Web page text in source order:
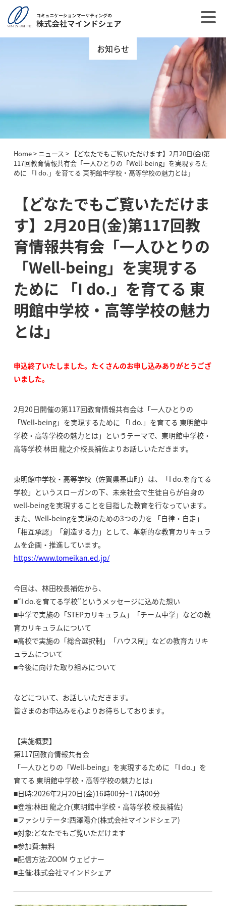
お知らせ
Home> ニュース > 【どなたでもご覧いただけます】2月20日(金)第
117回教育情報共有会「一人ひとりの「Well-being」を実現するた
めに 「I do.」を育てる 東明館中学校・高等学校の魅力とは」
【どなたでもご覧いただけま
す】2月20日(金)第117回教
育情報共有会「一人ひとりの
「Well-being」を実現する
ために 「I do.」を育てる 東
明館中学校・高等学校の魅力
とは」
申込終了いたしました。たくさんのお申し込みありがとうござ
いました。
2月20日開催の第117回教育情報共有会は「一人ひとりの
「Well-being」を実現するために 「I do.」を育てる 東明館中
学校・高等学校の魅力とは」というテーマで、東明館中学校・
高等学校 林田 龍之介校長補佐よりお話しいただきます。
東明館中学校・高等学校（佐賀県基山町）は、「I do.を育てる
学校」というスローガンの下、未来社会で生徒自らが自身の
well-beingを実現することを目指した教育を行なっています。
また、Well-beingを実現のための3つの力を 「自律・自走」
「相互承認」「創造する力」として、革新的な教育カリキュラ
ムを企画・推進しています。
https://www.tomeikan.ed.jp/
今回は、林田校長補佐から、
■“I do.を育てる学校”というメッセージに込めた想い
■中学で実施の「STEPカリキュラム」「チーム中学」などの教
育カリキュラムについて
■高校で実施の「総合選択制」「ハウス制」などの教育カリキ
ュラムについて
■今後に向けた取り組みについて
などについて、お話しいただきます。
皆さまのお申込みを心よりお待ちしております。
【実施概要】
第117回教育情報共有会
「一人ひとりの「Well-being」を実現するために 「I do.」を
育てる 東明館中学校・高等学校の魅力とは」
■日時:2026年2月20日(金)16時00分~17時00分
■登壇:林田 龍之介(東明館中学校・高等学校 校長補佐)
■ファシリテータ:西澤陽介(株式会社マインドシェア)
■対象:どなたでもご覧いただけます
■参加費:無料
■配信方法:ZOOM ウェビナー
■主催:株式会社マインドシェア